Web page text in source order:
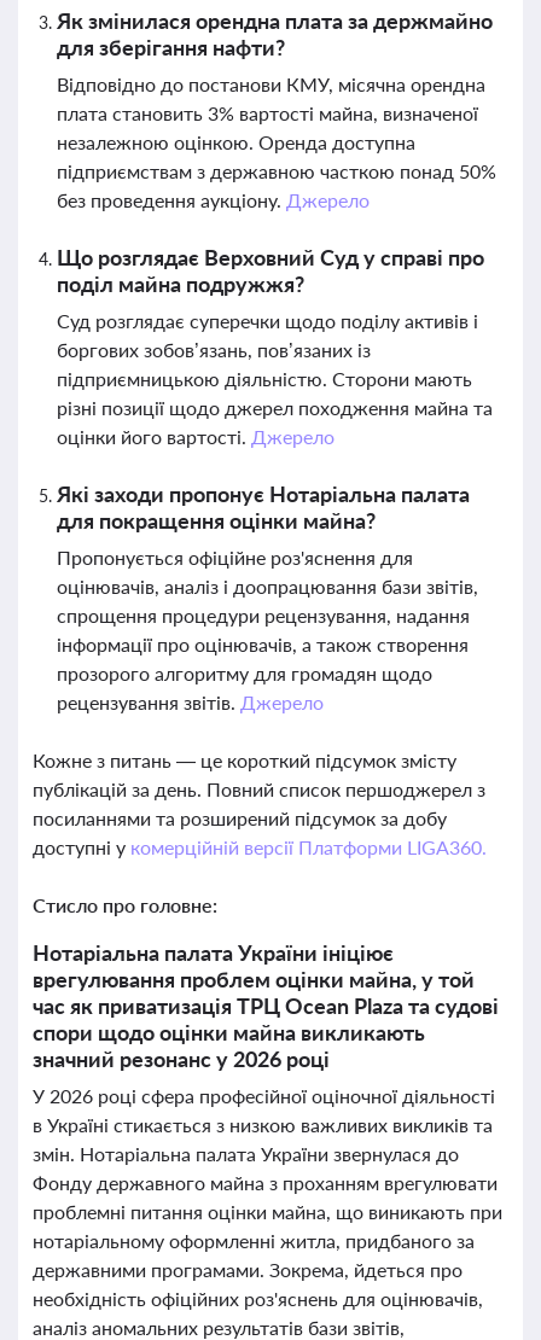
Як змінилася орендна плата за держмайно
для зберігання нафти?
Відповідно до постанови КМУ, місячна орендна
плата становить 3% вартості майна, визначеної
незалежною оцінкою. Оренда доступна
підприємствам з державною часткою понад 50%
без проведення аукціону. Джерело
Що розглядає Верховний Суд у справі про
поділ майна подружжя?
Суд розглядає суперечки щодо поділу активів і
боргових зобов’язань, пов’язаних із
підприємницькою діяльністю. Сторони мають
різні позиції щодо джерел походження майна та
оцінки його вартості. Джерело
Які заходи пропонує Нотаріальна палата
для покращення оцінки майна?
Пропонується офіційне роз'яснення для
оцінювачів, аналіз і доопрацювання бази звітів,
спрощення процедури рецензування, надання
інформації про оцінювачів, а також створення
прозорого алгоритму для громадян щодо
рецензування звітів. Джерело
Кожне з питань — це короткий підсумок змісту
публікацій за день. Повний список першоджерел з
посиланнями та розширений підсумок за добу
доступні у комерційній версії Платформи LIGA360.
Стисло про головне:
Нотаріальна палата України ініціює
врегулювання проблем оцінки майна, у той
час як приватизація ТРЦ Ocean Plaza та судові
спори щодо оцінки майна викликають
значний резонанс у 2026 році
У 2026 році сфера професійної оціночної діяльності
в Україні стикається з низкою важливих викликів та
змін. Нотаріальна палата України звернулася до
Фонду державного майна з проханням врегулювати
проблемні питання оцінки майна, що виникають при
нотаріальному оформленні житла, придбаного за
державними програмами. Зокрема, йдеться про
необхідність офіційних роз'яснень для оцінювачів,
аналіз аномальних результатів бази звітів,